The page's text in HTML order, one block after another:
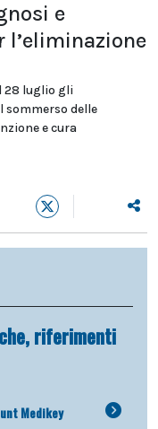
e
l’eliminazione
28 luglio gli
delle
e cura
riferimenti
Medikey